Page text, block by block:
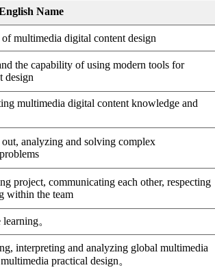
Name
multimedia digital content design
the capability of using modern tools for
design
multimedia digital content knowledge and
analyzing and solving complex
project, communicating each other, respecting
within the team
。
interpreting and analyzing global multimedia
practical design。